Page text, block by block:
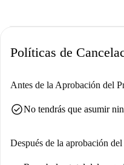
Políticas de
Antes de la Aprobación del
check_circleNo tendrás que asumir
Después de la aprobación